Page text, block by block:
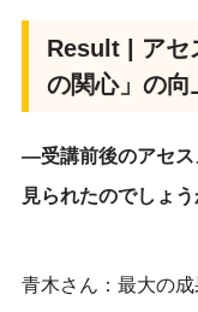
Result | アセ
の関心」の向
―受講前後のアセス
見られたのでしょう
青木さん：最大の